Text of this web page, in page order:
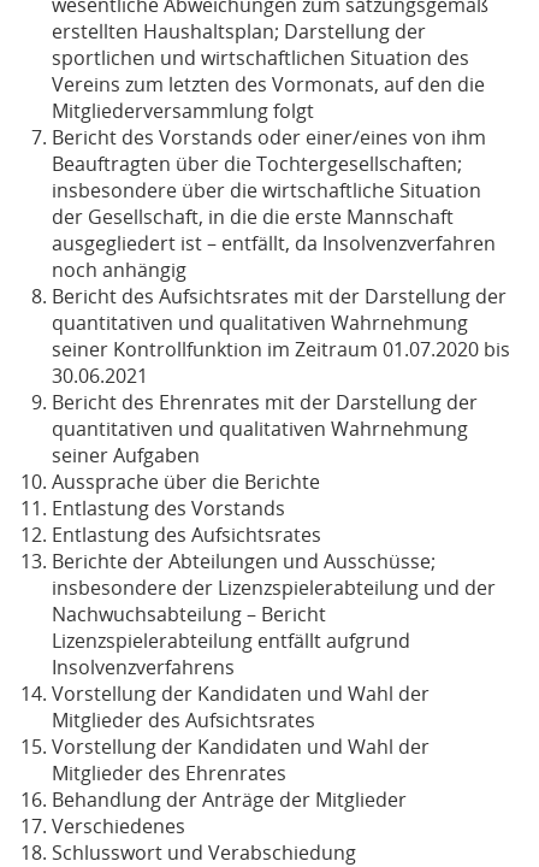
erstellten Haushaltsplan; Darstellung der
sportlichen und wirtschaftlichen Situation des
Vereins zum letzten des Vormonats, auf den die
Mitgliederversammlung folgt
Bericht des Vorstands oder einer/eines von ihm
Beauftragten über die Tochtergesellschaften;
insbesondere über die wirtschaftliche Situation
der Gesellschaft, in die die erste Mannschaft
ausgegliedert ist – entfällt, da Insolvenzverfahren
noch anhängig
Bericht des Aufsichtsrates mit der Darstellung der
quantitativen und qualitativen Wahrnehmung
seiner Kontrollfunktion im Zeitraum 01.07.2020 bis
30.06.2021
Bericht des Ehrenrates mit der Darstellung der
quantitativen und qualitativen Wahrnehmung
seiner Aufgaben
Aussprache über die Berichte
Entlastung des Vorstands
Entlastung des Aufsichtsrates
Berichte der Abteilungen und Ausschüsse;
insbesondere der Lizenzspielerabteilung und der
Nachwuchsabteilung – Bericht
Lizenzspielerabteilung entfällt aufgrund
Insolvenzverfahrens
Vorstellung der Kandidaten und Wahl der
Mitglieder des Aufsichtsrates
Vorstellung der Kandidaten und Wahl der
Mitglieder des Ehrenrates
Behandlung der Anträge der Mitglieder
Verschiedenes
Schlusswort und Verabschiedung